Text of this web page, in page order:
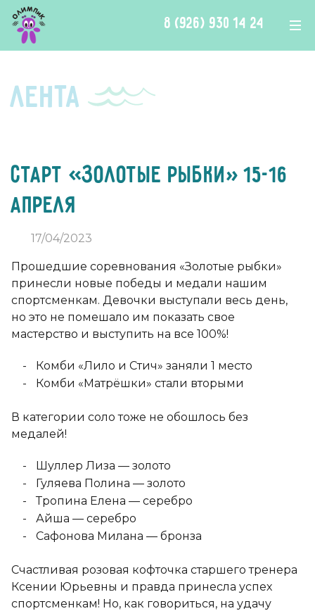
Перейти к контенту
8 (926) 930 14 24
Лента
Старт «Золотые рыбки» 15-16
апреля
17/04/2023
Прошедшие соревнования «Золотые рыбки»
принесли новые победы и медали нашим
спортсменкам. Девочки выступали весь день,
но это не помешало им показать свое
мастерство и выступить на все 100%!
Комби «Лило и Стич» заняли 1 место
Комби «Матрёшки» стали вторыми
В категории соло тоже не обошлось без
медалей!
Шуллер Лиза — золото
Гуляева Полина — золото
Тропина Елена — серебро
Айша — серебро
Сафонова Милана — бронза
Счастливая розовая кофточка старшего тренера
Ксении Юрьевны и правда принесла успех
спортсменкам! Но, как говориться, на удачу